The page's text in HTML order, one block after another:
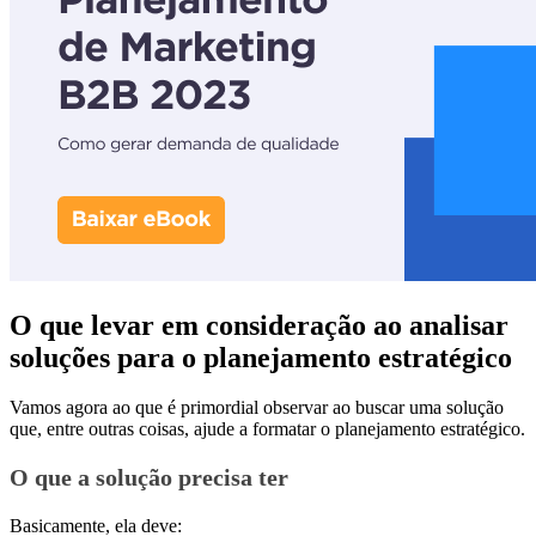
O que levar em consideração ao analisar
soluções para o planejamento estratégico
Vamos agora ao que é primordial observar ao buscar uma solução
que, entre outras coisas, ajude a formatar o planejamento estratégico.
O que a solução precisa ter
Basicamente, ela deve: